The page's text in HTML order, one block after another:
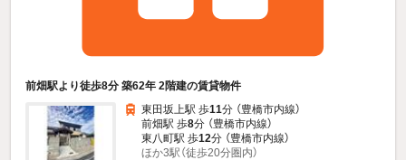
前畑駅より徒歩8分 築62年 2階建の賃貸物件
東田坂上駅 歩11分 （豊橋市内線）
前畑駅 歩8分 （豊橋市内線）
東八町駅 歩12分 （豊橋市内線）
ほか3駅（徒歩20分圏内）